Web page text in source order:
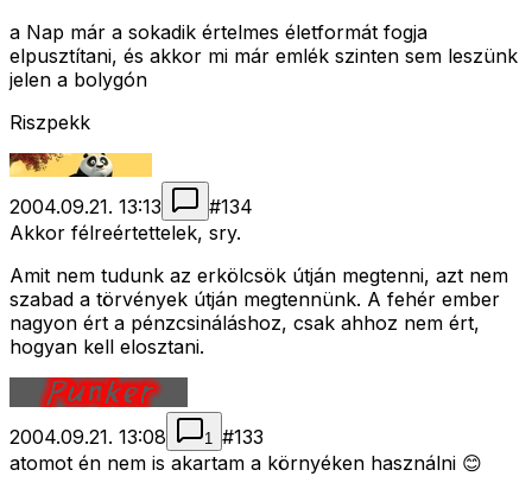
a Nap már a sokadik értelmes életformát fogja
elpusztítani, és akkor mi már emlék szinten sem leszünk
jelen a bolygón
Riszpekk
2004.09.21. 13:13 #134
Akkor félreértettelek, sry.
Amit nem tudunk az erkölcsök útján megtenni, azt nem
szabad a törvények útján megtennünk. A fehér ember
nagyon ért a pénzcsináláshoz, csak ahhoz nem ért,
hogyan kell elosztani.
2004.09.21. 13:08 1 #133
atomot én nem is akartam a környéken használni 😊